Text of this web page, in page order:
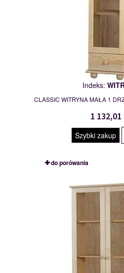
Indeks:
CLASSIC WITRYNA MAŁA 1
1 132,01
Szybki zakup
do porówania
109788